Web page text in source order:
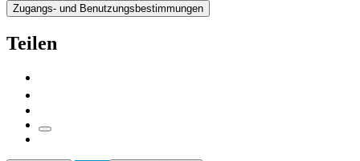
Zugangs- und Benutzungsbestimmungen
Teilen